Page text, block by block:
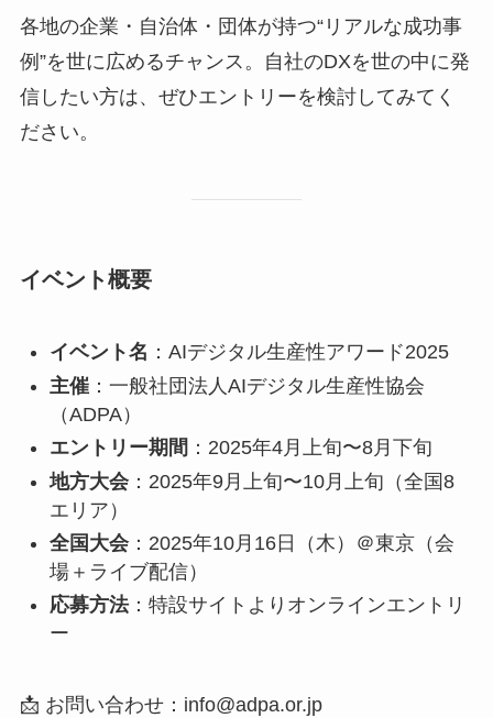
各地の企業・自治体・団体が持つ“リアルな成功事
例”を世に広めるチャンス。自社のDXを世の中に発
信したい方は、ぜひエントリーを検討してみてく
ださい。
イベント概要
イベント名 ：AIデジタル生産性アワード2025
主催：一般社団法人AIデジタル生産性協会
（ADPA）
エントリー期間 ：2025年4月上旬〜8月下旬
地方大会：2025年9月上旬〜10月上旬（全国8
エリア）
全国大会：2025年10月16日（木）＠東京（会
場＋ライブ配信）
応募方法：特設サイトよりオンラインエントリ
ー
📩 お問い合わせ：info@adpa.or.jp